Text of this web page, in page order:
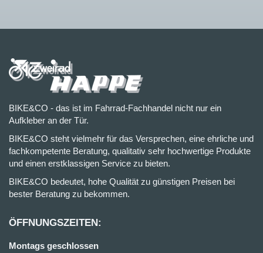
BIKE&CO - das ist im Fahrrad-Fachhandel nicht nur ein
Aufkleber an der Tür.
BIKE&CO steht vielmehr für das Versprechen, eine ehrliche und
fachkompetente Beratung, qualitativ sehr hochwertige Produkte
und einen erstklassigen Service zu bieten.
BIKE&CO bedeutet, hohe Qualität zu günstigen Preisen bei
bester Beratung zu bekommen.
ÖFFNUNGSZEITEN:
Montags geschlossen